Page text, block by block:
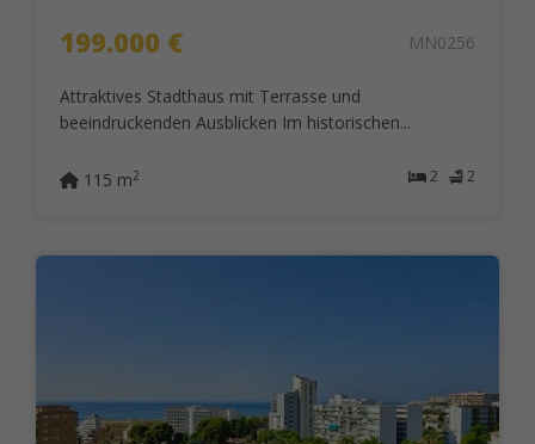
199.000 € MN0256
Attraktives Stadthaus mit Terrasse und
beeindruckenden Ausblicken Im historischen...
2 2
115 m2